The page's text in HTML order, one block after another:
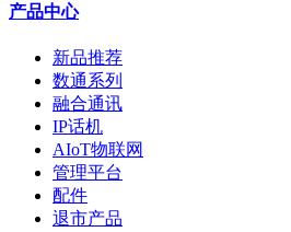
产品中心
新品推荐
数通系列
融合通讯
IP话机
AIoT物联网
管理平台
配件
退市产品